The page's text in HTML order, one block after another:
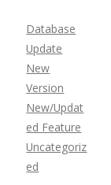
Database
Update
New
Version
New/Updat
ed Feature
Uncategoriz
ed